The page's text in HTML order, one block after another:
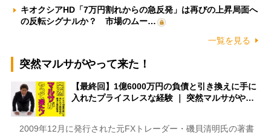
キオクシアHD「7万円割れからの急反発」は再びの上昇局面へ
の反転シグナルか？ 市場のムー…
一覧を見る
突然マルサがやって来た！
【最終回】1億6000万円の負債と引き換えに手に
入れたプライスレスな経験 ｜ 突然マルサがや…
2009年12月に発行された元FXトレーダー・磯貝清明氏の著書